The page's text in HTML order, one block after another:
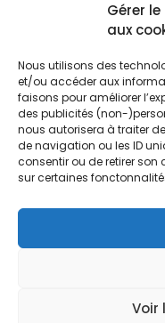
Gérer
aux
Nous utilisons des
et/ou accéder aux
faisons pour améliorer
des publicités (non-
nous autorisera à traiter
de navigation ou les ID
consentir ou de retirer
sur certaines
Voir
Le
Mes Bons
FAQ
Qui sommes nous
Contactez-nous
Código
© 2026 Tous droits